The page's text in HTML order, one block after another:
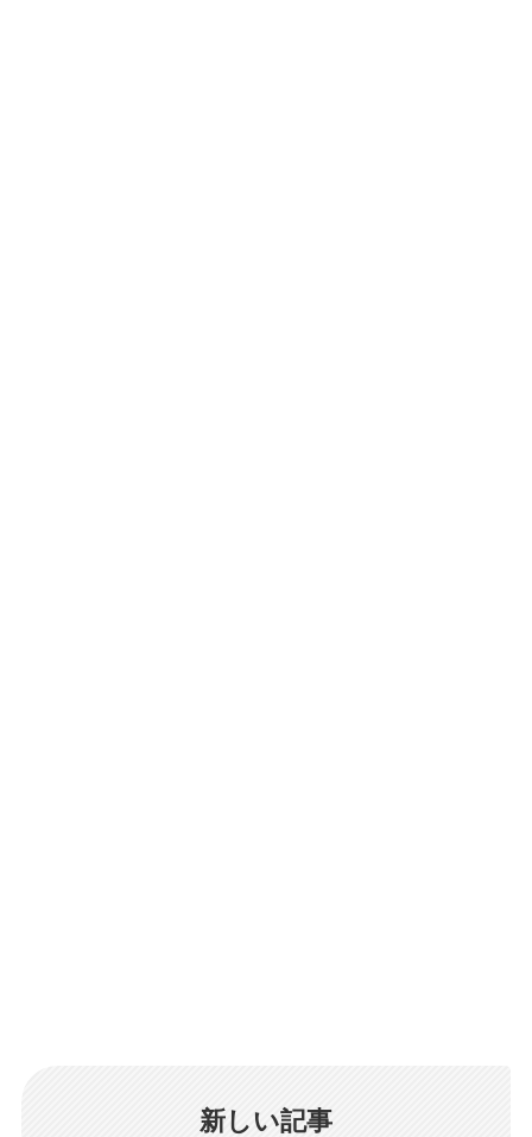
新しい記事